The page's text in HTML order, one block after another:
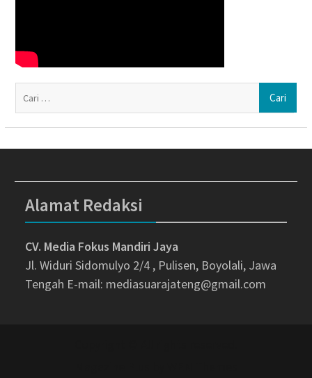
Alamat Redaksi
CV. Media Fokus Mandiri Jaya
Jl. Widuri Sidomulyo 2/4 , Pulisen, Boyolali, Jawa
Tengah E-mail: mediasuarajateng@gmail.com